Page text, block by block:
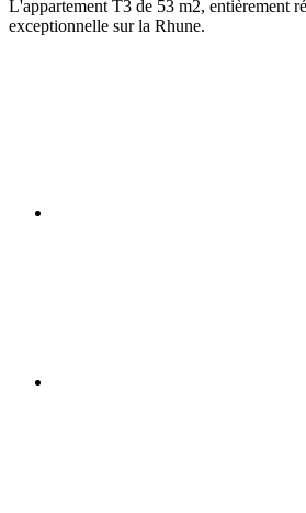
L'appartement T3 de 53 m2, entièrement
exceptionnelle sur la Rhune.